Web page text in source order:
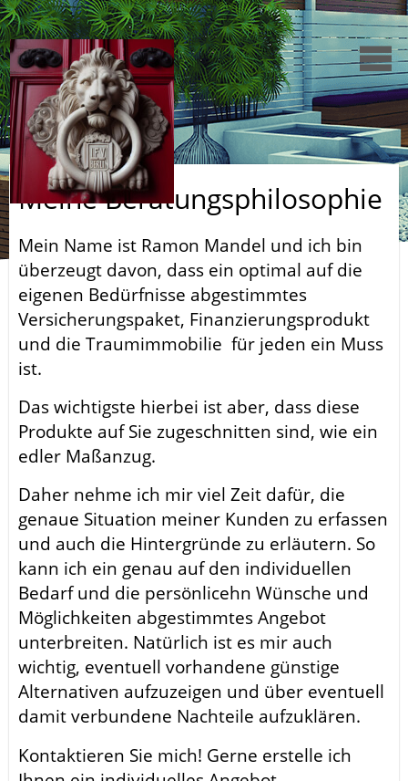
Meine Beratungsphilosophie
Mein Name ist Ramon Mandel und ich bin
überzeugt davon, dass ein optimal auf die
eigenen Bedürfnisse abgestimmtes
Versicherungspaket, Finanzierungsprodukt
und die Traumimmobilie für jeden ein Muss
ist.
Das wichtigste hierbei ist aber, dass diese
Produkte auf Sie zugeschnitten sind, wie ein
edler Maßanzug.
Daher nehme ich mir viel Zeit dafür, die
genaue Situation meiner Kunden zu erfassen
und auch die Hintergründe zu erläutern. So
kann ich ein genau auf den individuellen
Bedarf und die persönlicehn Wünsche und
Möglichkeiten abgestimmtes Angebot
unterbreiten. Natürlich ist es mir auch
wichtig, eventuell vorhandene günstige
Alternativen aufzuzeigen und über eventuell
damit verbundene Nachteile aufzuklären.
Kontaktieren Sie mich! Gerne erstelle ich